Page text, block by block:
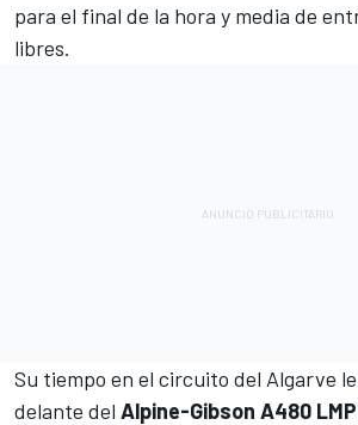
para el final de la hora y media de
libres.
Su tiempo en el circuito del Algarve
delante del Alpine-Gibson A480